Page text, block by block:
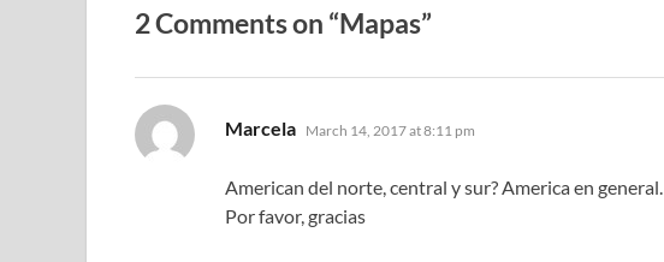
2 Comments on “Mapas”
Marcela says:
March 14, 2017 at 8:11 pm
American del norte, central y sur? America en general.
Por favor, gracias